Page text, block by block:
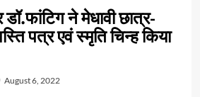
ने मेधावी छात्र-
पत्र एवं स्मृति चिन्ह किया
August 6, 2022